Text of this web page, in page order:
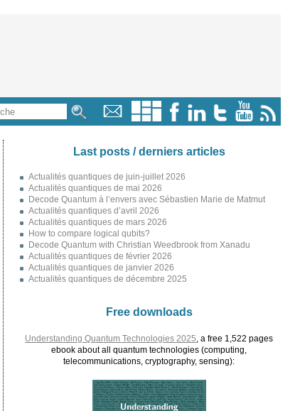
Last posts / derniers articles
Actualités quantiques de juin-juillet 2026
Actualités quantiques de mai 2026
Decode Quantum à l’envers avec Sébastien Marie de Matmut
Actualités quantiques d’avril 2026
Actualités quantiques de mars 2026
How to compare logical qubits?
Decode Quantum with Christian Weedbrook from Xanadu
Actualités quantiques de février 2026
Actualités quantiques de janvier 2026
Actualités quantiques de décembre 2025
Free downloads
Understanding Quantum Technologies 2025 , a free 1,522 pages
ebook about all quantum technologies (computing,
telecommunications, cryptography, sensing):